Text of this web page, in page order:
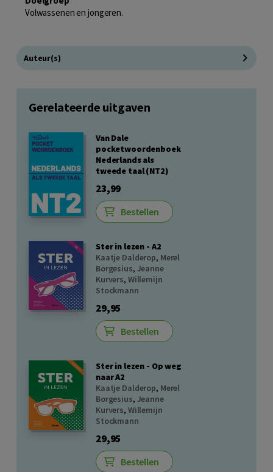
Volwassenen en jongeren.
Auteur(s)
Gerelateerde uitgaven
Van Dale
pocketwoordenboek
Nederlands als
tweede taal (NT2)
23,99
Bestellen
Ster in lezen - A2
Kaatje Dalderop, Merel
Borgesius, Jeanne
Kurvers, Willemijn
Stockmann
29,95
Bestellen
Ster in lezen - Op weg
naar A2
Kaatje Dalderop, Merel
Borgesius, Jeanne
Kurvers, Willemijn
Stockmann
29,95
Bestellen